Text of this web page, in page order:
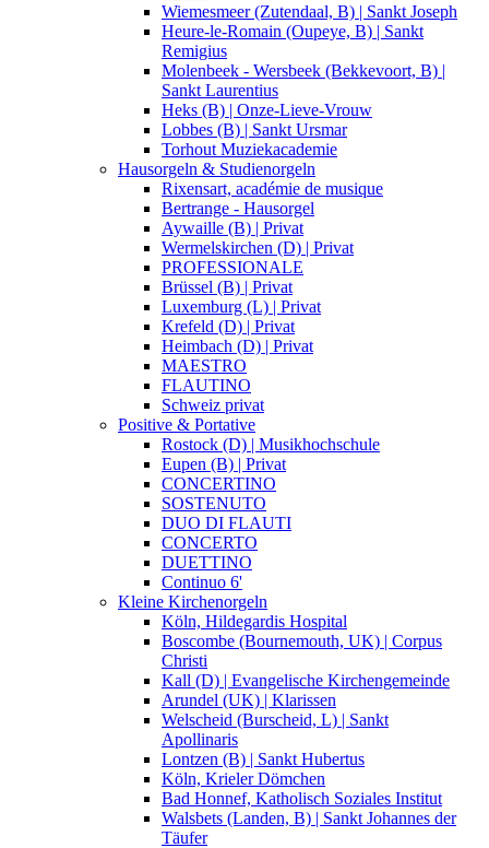
Wiemesmeer (Zutendaal, B) | Sankt Joseph
Heure-le-Romain (Oupeye, B) | Sankt
Remigius
Molenbeek - Wersbeek (Bekkevoort, B) |
Sankt Laurentius
Heks (B) | Onze-Lieve-Vrouw
Lobbes (B) | Sankt Ursmar
Torhout Muziekacademie
Hausorgeln & Studienorgeln
Rixensart, académie de musique
Bertrange - Hausorgel
Aywaille (B) | Privat
Wermelskirchen (D) | Privat
PROFESSIONALE
Brüssel (B) | Privat
Luxemburg (L) | Privat
Krefeld (D) | Privat
Heimbach (D) | Privat
MAESTRO
FLAUTINO
Schweiz privat
Positive & Portative
Rostock (D) | Musikhochschule
Eupen (B) | Privat
CONCERTINO
SOSTENUTO
DUO DI FLAUTI
CONCERTO
DUETTINO
Continuo 6'
Kleine Kirchenorgeln
Köln, Hildegardis Hospital
Boscombe (Bournemouth, UK) | Corpus
Christi
Kall (D) | Evangelische Kirchengemeinde
Arundel (UK) | Klarissen
Welscheid (Burscheid, L) | Sankt
Apollinaris
Lontzen (B) | Sankt Hubertus
Köln, Krieler Dömchen
Bad Honnef, Katholisch Soziales Institut
Walsbets (Landen, B) | Sankt Johannes der
Täufer